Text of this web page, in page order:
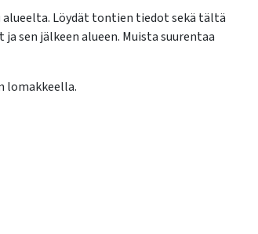
Löydät tontien tiedot sekä tältä
sen jälkeen alueen. Muista suurentaa
lomakkeella.